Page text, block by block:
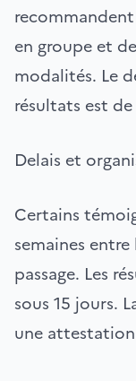
en groupe et
modalités. Le
résultats est
Delais et
Certains
semaines
passage. Les
sous 15 jours.
une